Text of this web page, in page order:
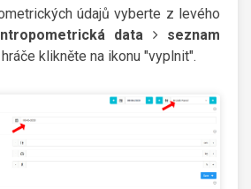
údajů vyberte z levého
data
seznam
klikněte na ikonu "vyplnit".